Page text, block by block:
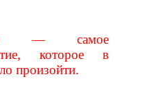
— самое
которое в
произойти.